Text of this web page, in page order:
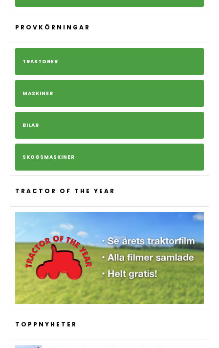
PROVKÖRNINGAR
TRAKTORER
MASKINER
BILAR
SKOGSMASKINER
TRACTOR OF THE YEAR
TOPPNYHETER